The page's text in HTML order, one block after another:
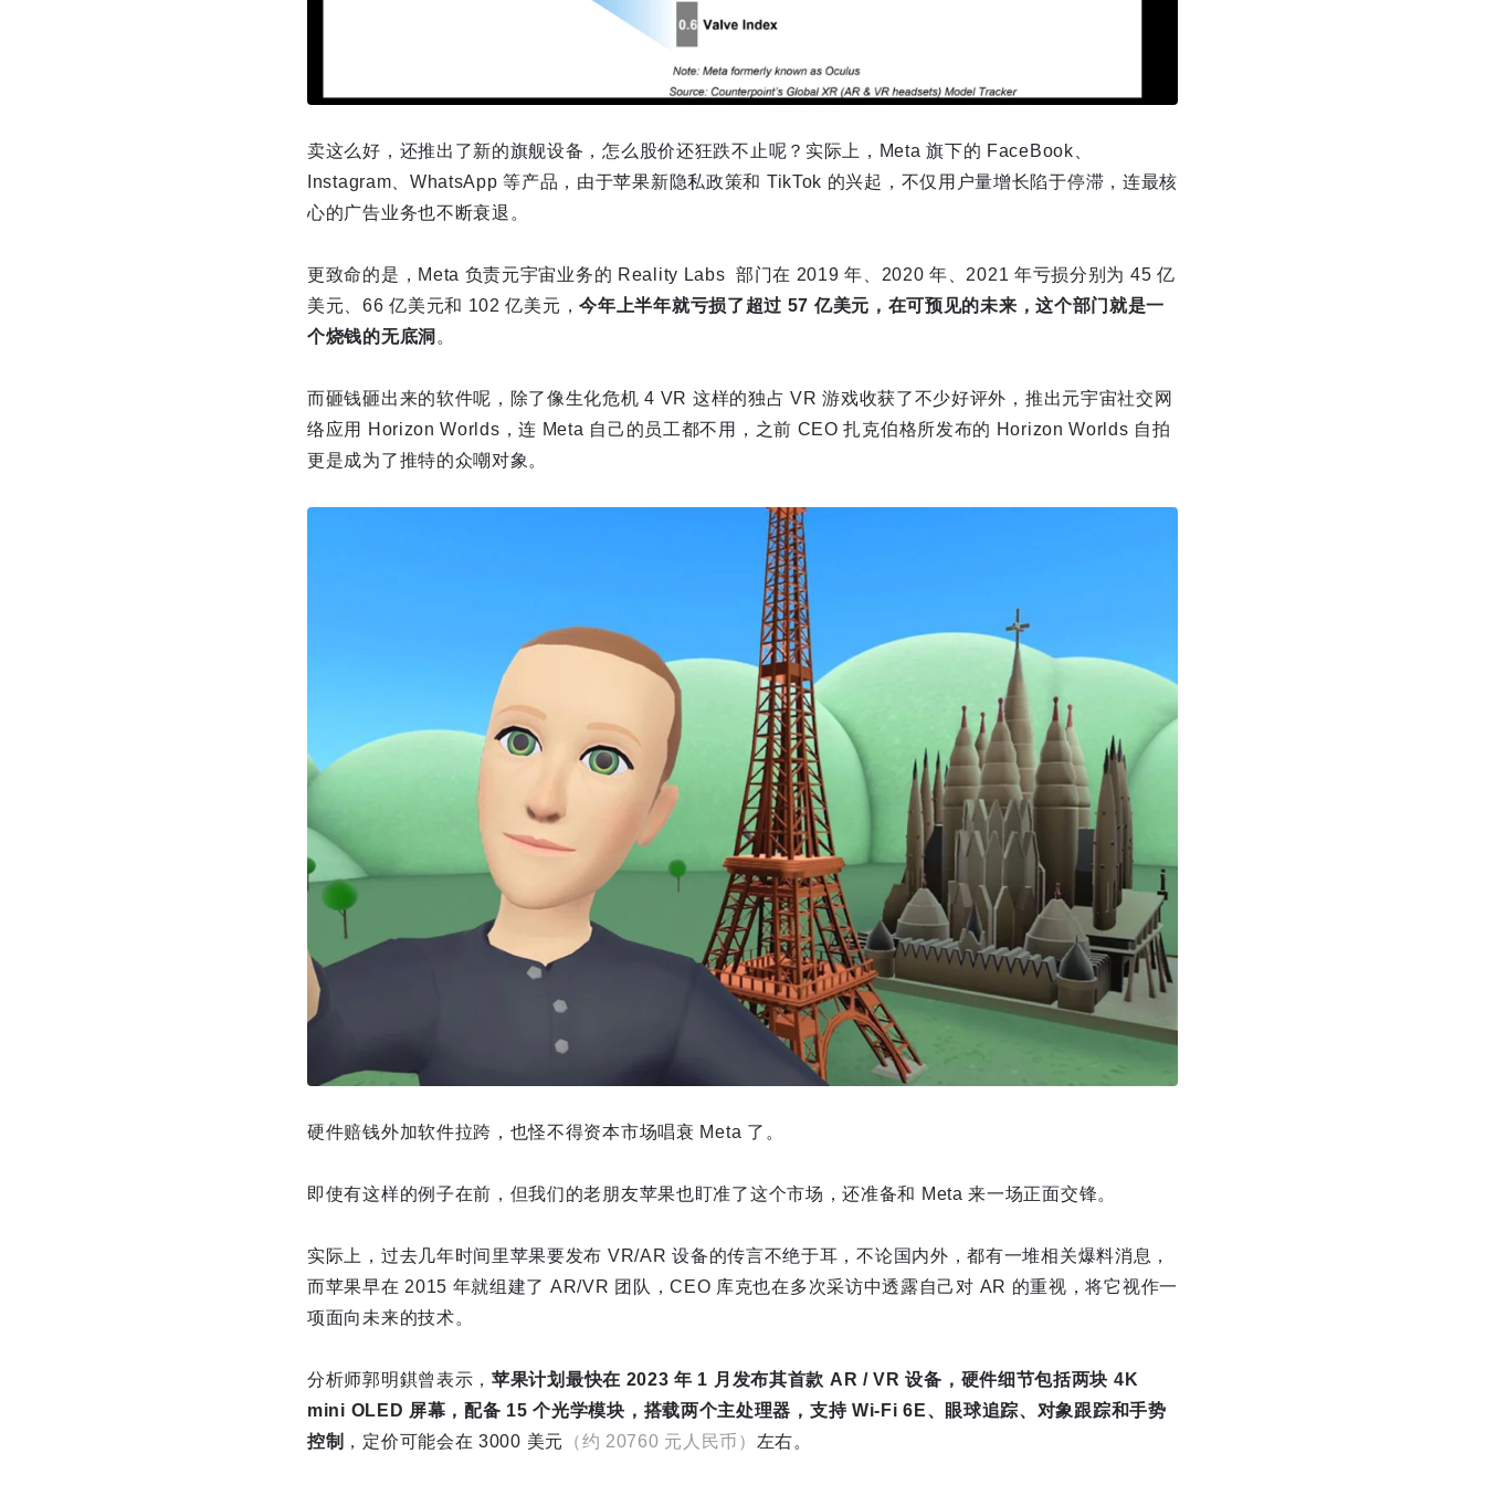
卖这么好，还推出了新的旗舰设备，怎么股价还狂跌不止呢？实际上，Meta 旗下的 FaceBook、
Instagram、WhatsApp 等产品，由于苹果新隐私政策和 TikTok 的兴起，不仅用户量增长陷于停滞，连最核
心的广告业务也不断衰退。
更致命的是，Meta 负责元宇宙业务的 Reality Labs 部门在 2019 年、2020 年、2021 年亏损分别为 45 亿
美元、66 亿美元和 102 亿美元，今年上半年就亏损了超过 57 亿美元，在可预见的未来，这个部门就是一
个烧钱的无底洞 。
而砸钱砸出来的软件呢，除了像生化危机 4 VR 这样的独占 VR 游戏收获了不少好评外，推出元宇宙社交网
络应用 Horizon Worlds，连 Meta 自己的员工都不用，之前 CEO 扎克伯格所发布的 Horizon Worlds 自拍
更是成为了推特的众嘲对象。
硬件赔钱外加软件拉跨，也怪不得资本市场唱衰 Meta 了。
即使有这样的例子在前，但我们的老朋友苹果也盯准了这个市场，还准备和 Meta 来一场正面交锋。
实际上，过去几年时间里苹果要发布 VR/AR 设备的传言不绝于耳，不论国内外，都有一堆相关爆料消息，
而苹果早在 2015 年就组建了 AR/VR 团队，CEO 库克也在多次采访中透露自己对 AR 的重视，将它视作一
项面向未来的技术。
分析师郭明錤曾表示， 苹果计划最快在 2023 年 1 月发布其首款 AR / VR 设备，硬件细节包括两块 4K
mini OLED 屏幕，配备 15 个光学模块，搭载两个主处理器，支持 Wi-Fi 6E、眼球追踪、对象跟踪和手势
控制 ，定价可能会在 3000 美元 （约 20760 元人民币） 左右。